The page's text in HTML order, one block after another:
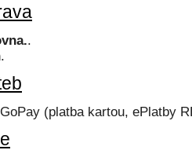
.
.
(platba kartou, ePlatby